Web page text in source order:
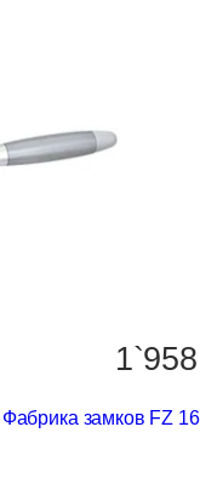
1`958
замков FZ